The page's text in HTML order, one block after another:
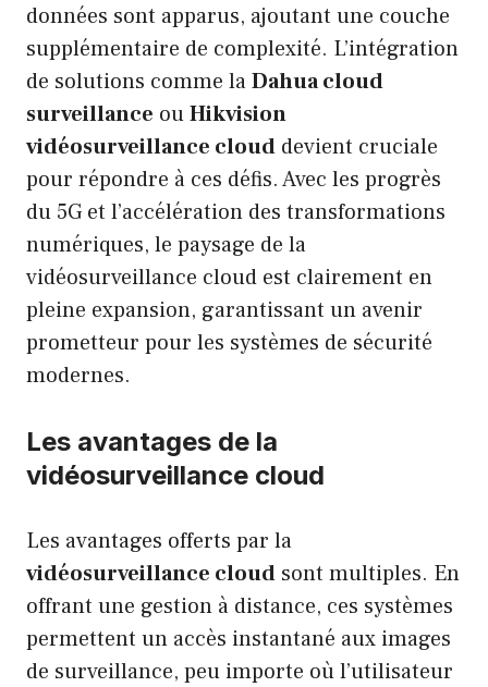
données sont apparus, ajoutant une couche
supplémentaire de complexité. L’intégration
de solutions comme laDahua cloud
surveillance ouHikvision
vidéosurveillance cloud devient cruciale
pour répondre à ces défis. Avec les progrès
du 5G et l’accélération des transformations
numériques, le paysage de la
vidéosurveillance cloud est clairement en
pleine expansion, garantissant un avenir
prometteur pour les systèmes de sécurité
modernes.
Les avantages de la
vidéosurveillance cloud
Les avantages offerts par la
vidéosurveillance cloud sont multiples. En
offrant une gestion à distance, ces systèmes
permettent un accès instantané aux images
de surveillance, peu importe où l’utilisateur